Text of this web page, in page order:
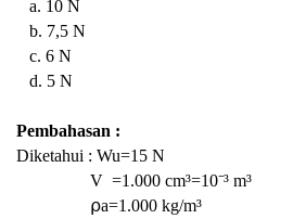
a. 10 N
b. 7,5 N
c. 6 N
d. 5 N
Pembahasan :
Diketahui : Wu=15 N
V =1.000 cm³=10⁻³ m³
⍴a=1.000 kg/m³